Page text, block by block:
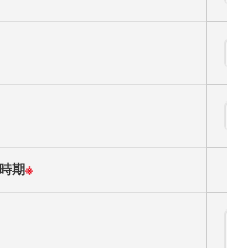
期※